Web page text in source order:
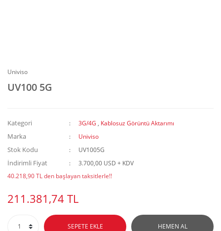
Univiso
UV100 5G
Kategori 3G/4G , Kablosuz Görüntü Aktarımı
Marka Univiso
Stok Kodu UV1005G
İndirimli Fiyat
3.700,00 USD + KDV
40.218,90 TL den başlayan taksitlerle!!
211.381,74 TL
SEPETE EKLE HEMEN AL